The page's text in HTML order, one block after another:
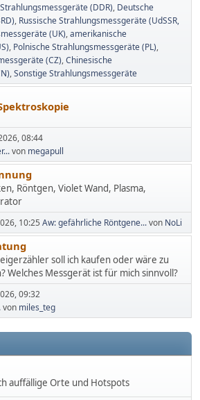
(DDR) Deutsche
Russische Strahlungsmessgeräte (UdSSR,
(UK) amerikanische
Polnische Strahlungsmessgeräte (PL)
(CZ) Chinesische
Sonstige Strahlungsmessgeräte
08:44
von megapull
Röntgen, Violet Wand, Plasma,
10:25 Aw: gefährliche Röntgene...von NoLi
soll ich kaufen oder wäre zu
Welches Messgerät ist für mich sinnvoll?
09:32
von miles_teg
auffällige Orte und Hotspots